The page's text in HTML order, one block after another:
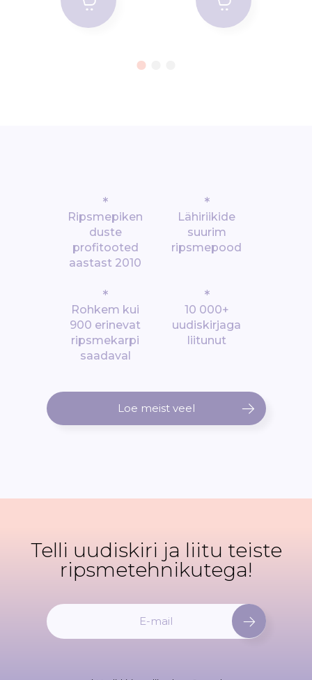
*
Ripsmepiken
duste
profitooted
aastast 2010
*
Lähiriikide
suurim
ripsmepood
*
Rohkem kui
900 erinevat
ripsmekarpi
saadaval
*
10 000+
uudiskirjaga
liitunut
Loe meist veel
Telli uudiskiri ja liitu teiste
ripsmetehnikutega!
L
i